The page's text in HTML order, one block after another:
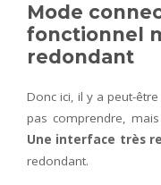
Mode
fonctionnel
redondant
Donc ici, il y a peut-
pas comprendre,
Une interface très
redondant.